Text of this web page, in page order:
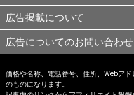
広告掲載について
広告についてのお問い合わせ
価格や名称、電話番号、住所、Webア
のものになります。